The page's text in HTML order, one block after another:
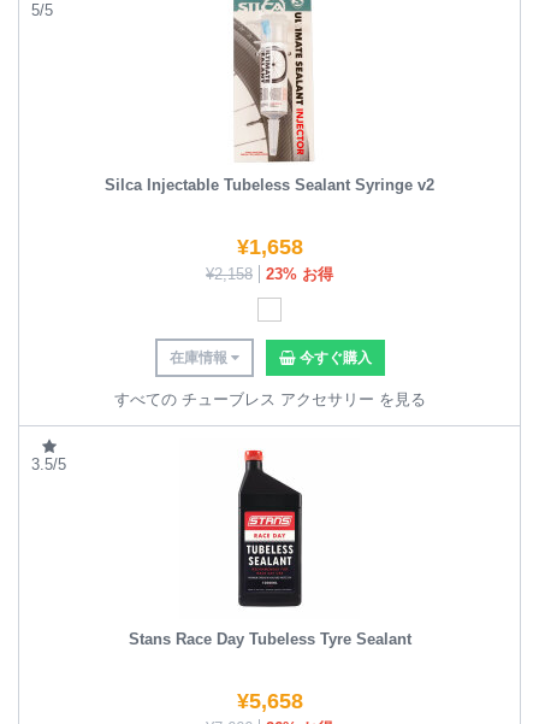
5/5
Silca Injectable Tubeless Sealant Syringe v2
¥1,658
¥2,158 23% お得
在庫情報 今すぐ購入
すべての チューブレス アクセサリー を見る
3.5/5
Stans Race Day Tubeless Tyre Sealant
¥5,658